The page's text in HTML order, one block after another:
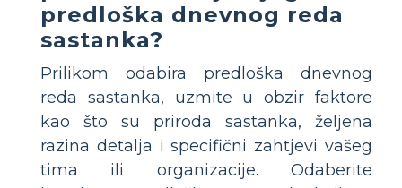
predloška dnevnog reda
sastanka?
Prilikom odabira predloška dnevnog
reda sastanka, uzmite u obzir faktore
kao što su priroda sastanka, željena
razina detalja i specifični zahtjevi vašeg
tima ili organizacije. Odaberite